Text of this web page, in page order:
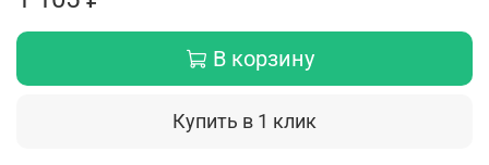
В корзину
Купить в 1 клик